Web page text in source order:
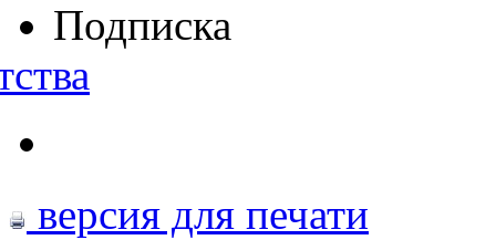
Подписка
версия для печати